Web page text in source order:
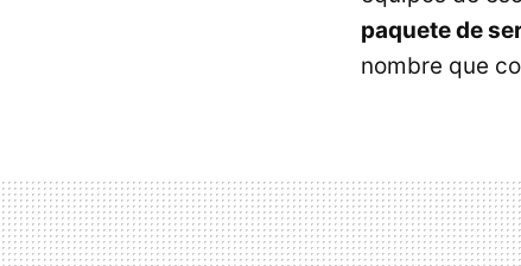
paquete de
nombre que